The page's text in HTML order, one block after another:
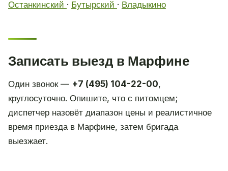
Останкинский · Бутырский · Владыкино
Записать выезд в Марфине
Один звонок — +7 (495) 104-22-00,
круглосуточно. Опишите, что с питомцем;
диспетчер назовёт диапазон цены и реалистичное
время приезда в Марфине, затем бригада
выезжает.